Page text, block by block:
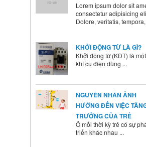
KHỞI ĐỘNG TỪ LÀ GÌ?
khí cụ điện dùng ...
HƯỞNG ĐẾN VIỆC
TRƯỞNG CỦA TRẺ
Ở mỗi thời kỳ trẻ có sự
triển khác nhau ...